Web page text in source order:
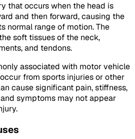
that occurs when the head is
and then forward, causing the
normal range of motion. The
soft tissues of the neck,
and tendons.
associated with motor vehicle
from sports injuries or other
cause significant pain, stiffness,
symptoms may not appear